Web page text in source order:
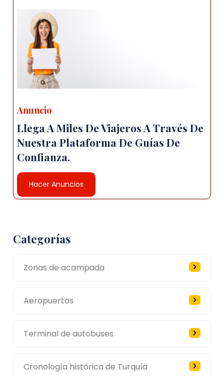
Anuncio
Llega A Miles De Viajeros A Través De
Nuestra Plataforma De Guías De
Confianza.
Hacer Anuncios
Categorías
Zonas de acampada
Aeropuertos
Terminal de autobuses
Cronología histórica de Turquía